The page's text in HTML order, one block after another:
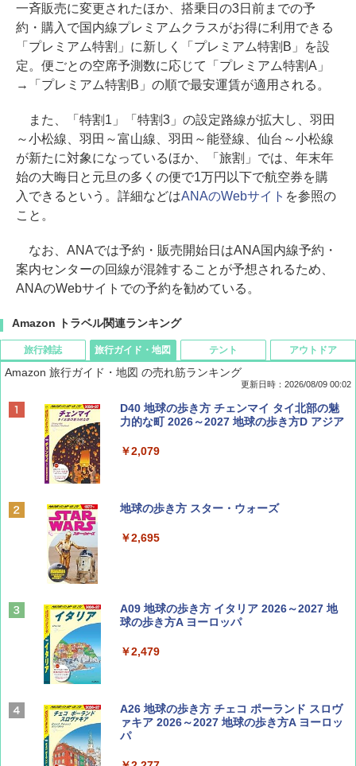
一斉販売に変更されたほか、搭乗日の3日前までの予
約・購入で国内線プレミアムクラスがお得に利用できる
「プレミアム特割」に新しく「プレミアム特割B」を設
定。便ごとの空席予測数に応じて「プレミアム特割A」
→「プレミアム特割B」の順で最安運賃が適用される。
また、「特割1」「特割3」の設定路線が拡大し、羽田
～小松線、羽田～富山線、羽田～能登線、仙台～小松線
が新たに対象になっているほか、「旅割」では、年末年
始の大晦日と元旦の多くの便で1万円以下で航空券を購
入できるという。詳細などはANAのWebサイト を参照の
こと。
なお、ANAでは予約・販売開始日はANA国内線予約・
案内センターの回線が混雑することが予想されるため、
ANAのWebサイトでの予約を勧めている。
Amazon トラベル関連ランキング
旅行雑誌
BE-PAL(ビ-パル) 2026年 9 月号【特別付録:
SOTO ミニマル"旅"財布 ランダム2種】
￥1,500
ディズニーファン ２０２６年 ９月号 [雑
山と溪谷 2026年8月号「南アルプス大全」
Coyote No.89 特集 星野道夫 夢見る旅
￥1,540
旅行ガイド・地図
Amazon 旅行ガイド・地図 の売れ筋ランキング
更新日時：2026/08/09 00:02
D40 地球の歩き方 チェンマイ タイ北部の魅
力的な町 2026～2027 地球の歩き方D アジア
￥2,079
地球の歩き方 スター・ウォーズ
￥2,695
A09 地球の歩き方 イタリア 2026～2027 地
球の歩き方A ヨーロッパ
￥2,479
A26 地球の歩き方 チェコ ポーランド スロヴ
ァキア 2026～2027 地球の歩き方A ヨーロッ
パ
テント アウトドア